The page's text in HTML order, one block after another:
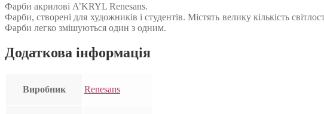
Фарби акрилові A’KRYL Renesans.
Фарби, створені для художників і студентів. Містять велику кількість
Фарби легко змішуються один з одним.
Додаткова інформація
Виробник Renesans